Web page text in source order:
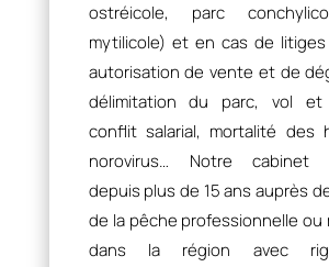
ostréicole, parc
mytilicole) et en cas de
autorisation de vente et de
délimitation du parc, vol et
conflit salarial, mortalité des
norovirus… Notre cabinet
depuis plus de 15 ans auprès
de la pêche professionnelle ou
dans la région avec